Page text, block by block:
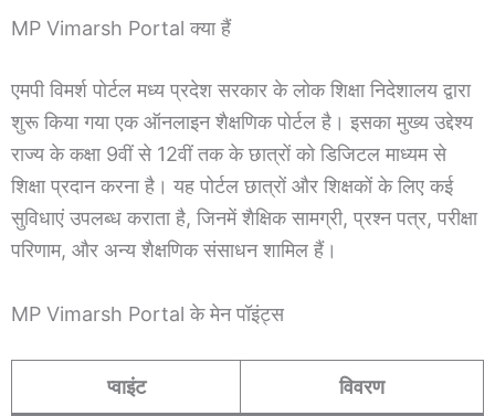
MP Vimarsh Portal क्या हैं
एमपी विमर्श पोर्टल मध्य प्रदेश सरकार के लोक शिक्षा निदेशालय द्वारा
शुरू किया गया एक ऑनलाइन शैक्षणिक पोर्टल है। इसका मुख्य उद्देश्य
राज्य के कक्षा 9वीं से 12वीं तक के छात्रों को डिजिटल माध्यम से
शिक्षा प्रदान करना है। यह पोर्टल छात्रों और शिक्षकों के लिए कई
सुविधाएं उपलब्ध कराता है, जिनमें शैक्षिक सामग्री, प्रश्न पत्र, परीक्षा
परिणाम, और अन्य शैक्षणिक संसाधन शामिल हैं।
MP Vimarsh Portal के मेन पॉइंट्स
प्वाइंट विवरण